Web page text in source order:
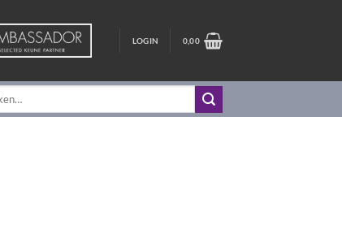
LOGIN 0,00